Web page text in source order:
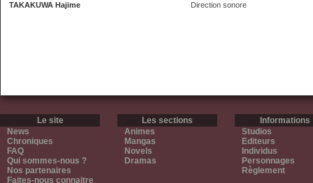
TAKAKUWA Hajime Direction sonore
Le site
News
Chroniques
FAQ
Qui sommes-nous ?
Nos partenaires
Faites-nous connaitre
Les sections
Animes
Mangas
Novels
Dramas
Informations
Studios
Editeurs
Individus
Personnages
Règlement